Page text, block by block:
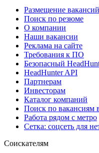
Размещение вакансий
Поиск по резюме
О компании
Наши вакансии
Реклама на сайте
Требования к ПО
Безопасный
HeadHunter API
Партнерам
Инвесторам
Каталог компаний
Поиск по вакансиям
Работа рядом с метро
Сетка: соцсеть для
Соискателям